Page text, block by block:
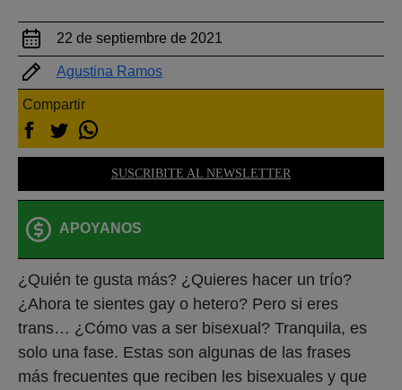
22 de septiembre de 2021
Agustina Ramos
Compartir
SUSCRIBITE AL NEWSLETTER
APOYANOS
¿Quién te gusta más? ¿Quieres hacer un trío?
¿Ahora te sientes gay o hetero? Pero si eres
trans… ¿Cómo vas a ser bisexual? Tranquila, es
solo una fase. Estas son algunas de las frases
más frecuentes que reciben les bisexuales y que